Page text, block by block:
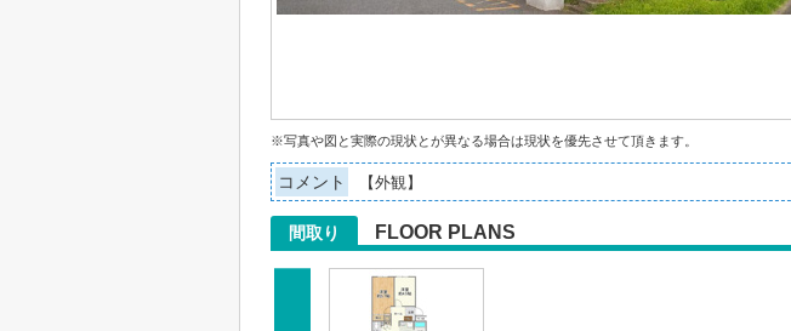
※写真や図と実際の現状とが異なる場合は現状を優先させて頂きます。
コメント 【外観】
間取り FLOOR PLANS